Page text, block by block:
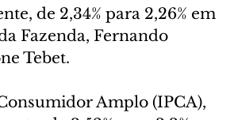
de 2,34% para 2,26% em
Fazenda, Fernando
Tebet.
Amplo (IPCA),